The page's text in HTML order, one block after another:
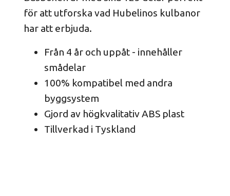
för att utforska vad Hubelinos kulbanor
har att erbjuda.
Från 4 år och uppåt - innehåller
smådelar
100% kompatibel med andra
byggsystem
Gjord av högkvalitativ ABS plast
Tillverkad i Tyskland